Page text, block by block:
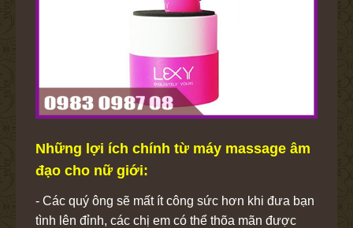
Những lợi ích chính từ máy massage âm
đạo cho nữ giới:
- Các quý ông sẽ mất ít công sức hơn khi đưa bạn
tình lên đỉnh, các chị em có thể thõa mãn được